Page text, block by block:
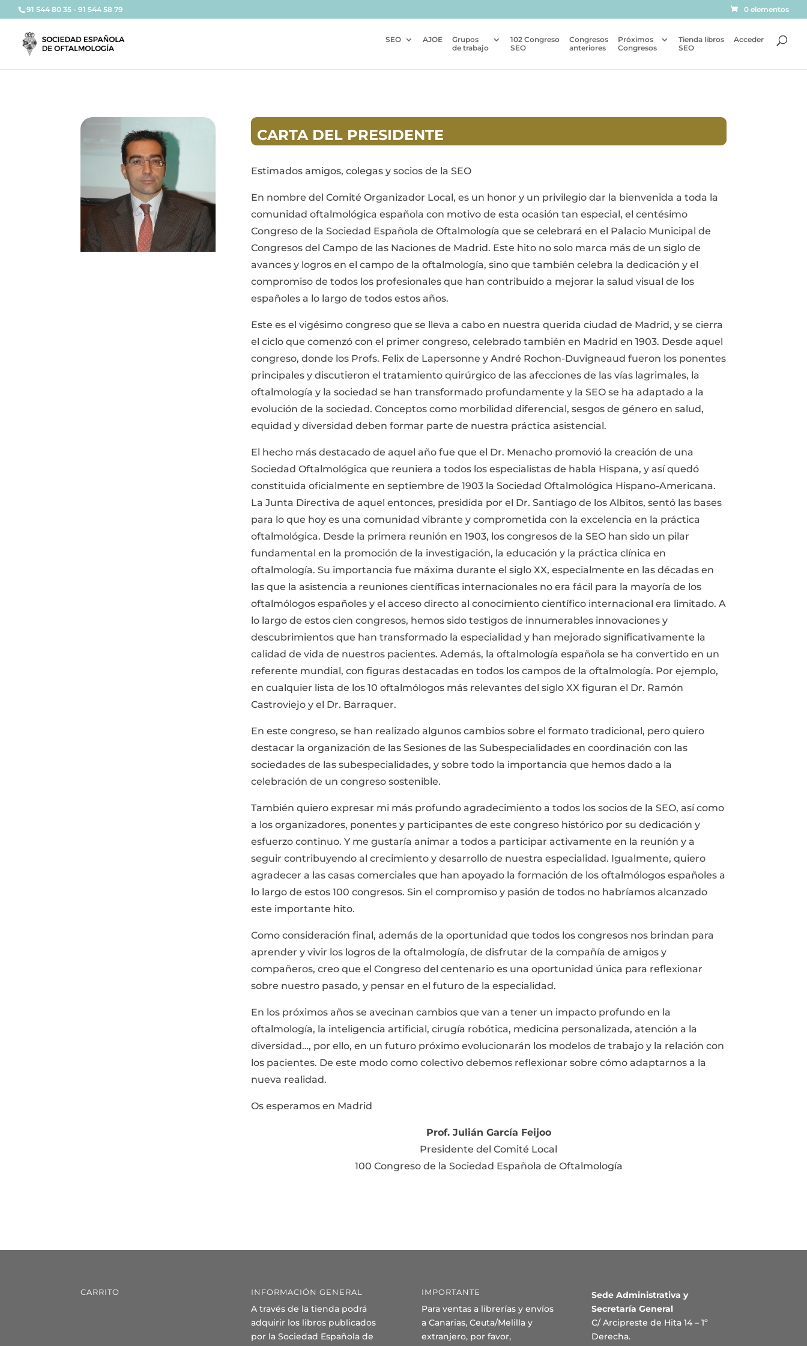
91 544 80 35 - 91 544 58 79 0 elementos
SEO AJOE
Grupos
de trabajo
102 Congreso
SEO
Congresos
anteriores
Próximos
Congresos
Tienda libros
SEO
Acceder
CARTA DEL PRESIDENTE
Estimados amigos, colegas y socios de la SEO
En nombre del Comité Organizador Local, es un honor y un privilegio dar la bienvenida a toda la
comunidad oftalmológica española con motivo de esta ocasión tan especial, el centésimo
Congreso de la Sociedad Española de Oftalmología que se celebrará en el Palacio Municipal de
Congresos del Campo de las Naciones de Madrid. Este hito no solo marca más de un siglo de
avances y logros en el campo de la oftalmología, sino que también celebra la dedicación y el
compromiso de todos los profesionales que han contribuido a mejorar la salud visual de los
españoles a lo largo de todos estos años.
Este es el vigésimo congreso que se lleva a cabo en nuestra querida ciudad de Madrid, y se cierra
el ciclo que comenzó con el primer congreso, celebrado también en Madrid en 1903. Desde aquel
congreso, donde los Profs. Felix de Lapersonne y André Rochon-Duvigneaud fueron los ponentes
principales y discutieron el tratamiento quirúrgico de las afecciones de las vías lagrimales, la
oftalmología y la sociedad se han transformado profundamente y la SEO se ha adaptado a la
evolución de la sociedad. Conceptos como morbilidad diferencial, sesgos de género en salud,
equidad y diversidad deben formar parte de nuestra práctica asistencial.
El hecho más destacado de aquel año fue que el Dr. Menacho promovió la creación de una
Sociedad Oftalmológica que reuniera a todos los especialistas de habla Hispana, y así quedó
constituida oficialmente en septiembre de 1903 la Sociedad Oftalmológica Hispano-Americana.
La Junta Directiva de aquel entonces, presidida por el Dr. Santiago de los Albitos, sentó las bases
para lo que hoy es una comunidad vibrante y comprometida con la excelencia en la práctica
oftalmológica. Desde la primera reunión en 1903, los congresos de la SEO han sido un pilar
fundamental en la promoción de la investigación, la educación y la práctica clínica en
oftalmología. Su importancia fue máxima durante el siglo XX, especialmente en las décadas en
las que la asistencia a reuniones científicas internacionales no era fácil para la mayoría de los
oftalmólogos españoles y el acceso directo al conocimiento científico internacional era limitado. A
lo largo de estos cien congresos, hemos sido testigos de innumerables innovaciones y
descubrimientos que han transformado la especialidad y han mejorado significativamente la
calidad de vida de nuestros pacientes. Además, la oftalmología española se ha convertido en un
referente mundial, con figuras destacadas en todos los campos de la oftalmología. Por ejemplo,
en cualquier lista de los 10 oftalmólogos más relevantes del siglo XX figuran el Dr. Ramón
Castroviejo y el Dr. Barraquer.
En este congreso, se han realizado algunos cambios sobre el formato tradicional, pero quiero
destacar la organización de las Sesiones de las Subespecialidades en coordinación con las
sociedades de las subespecialidades, y sobre todo la importancia que hemos dado a la
celebración de un congreso sostenible.
También quiero expresar mi más profundo agradecimiento a todos los socios de la SEO, así como
a los organizadores, ponentes y participantes de este congreso histórico por su dedicación y
esfuerzo continuo. Y me gustaría animar a todos a participar activamente en la reunión y a
seguir contribuyendo al crecimiento y desarrollo de nuestra especialidad. Igualmente, quiero
agradecer a las casas comerciales que han apoyado la formación de los oftalmólogos españoles a
lo largo de estos 100 congresos. Sin el compromiso y pasión de todos no habríamos alcanzado
este importante hito.
Como consideración final, además de la oportunidad que todos los congresos nos brindan para
aprender y vivir los logros de la oftalmología, de disfrutar de la compañía de amigos y
compañeros, creo que el Congreso del centenario es una oportunidad única para reflexionar
sobre nuestro pasado, y pensar en el futuro de la especialidad.
En los próximos años se avecinan cambios que van a tener un impacto profundo en la
oftalmología, la inteligencia artificial, cirugía robótica, medicina personalizada, atención a la
diversidad…, por ello, en un futuro próximo evolucionarán los modelos de trabajo y la relación con
los pacientes. De este modo como colectivo debemos reflexionar sobre cómo adaptarnos a la
nueva realidad.
Os esperamos en Madrid
Prof. Julián García Feijoo
Presidente del Comité Local
100 Congreso de la Sociedad Española de Oftalmología
CARRITO INFORMACIÓN GENERAL
A través de la tienda podrá
adquirir los libros publicados
por la Sociedad Española de
IMPORTANTE
Para ventas a librerías y envíos
a Canarias, Ceuta/Melilla y
extranjero, por favor,
Sede Administrativa y
Secretaría General
C/ Arcipreste de Hita 14 – 1º
Derecha.